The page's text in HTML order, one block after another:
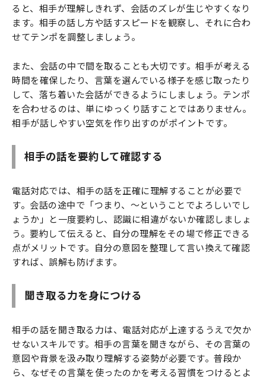
ると、相手が理解しきれず、会話のズレが生じやすくなり
ます。相手の話し方や話すスピードを観察し、それに合わ
せてテンポを調整しましょう。
また、会話の中で間を取ることも大切です。相手が考える
時間を確保したり、言葉を選んでいる様子を感じ取ったり
して、落ち着いた会話ができるようにしましょう。テンポ
を合わせるのは、単にゆっくり話すことではありません。
相手が話しやすい空気を作り出すのがポイントです。
相手の話を要約して確認する
電話対応では、相手の話を正確に理解することが必要で
す。会話の途中で「つまり、～ということでよろしいでし
ょうか」と一度要約し、認識に相違がないか確認しましょ
う。要約して伝えると、自分の理解をその場で修正できる
点がメリットです。自分の意図を整理して言い換えて確認
すれば、誤解も防げます。
聞き取る力を身につける
相手の話を聞き取る力は、電話対応が上達するうえで欠か
せないスキルです。相手の言葉を聞きながら、その言葉の
意図や背景を汲み取り理解する姿勢が必要です。普段か
ら、なぜその言葉を使ったのかを考える習慣をつけるとよ